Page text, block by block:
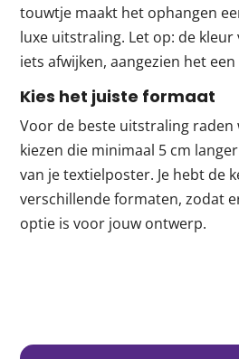
touwtje maakt het ophangen
luxe uitstraling. Let op: de
iets afwijken, aangezien het
Kies het juiste formaat
Voor de beste uitstraling raden
kiezen die minimaal 5 cm
van je textielposter. Je hebt de
verschillende formaten, zodat
optie is voor jouw ontwerp.